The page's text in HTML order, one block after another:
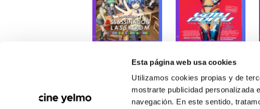
Esta página web usa cookies
Utilizamos cookies propias y de
mostrarte publicidad personalizada
navegación. En este sentido,
CATÁLOGO DE PELÍCULAS